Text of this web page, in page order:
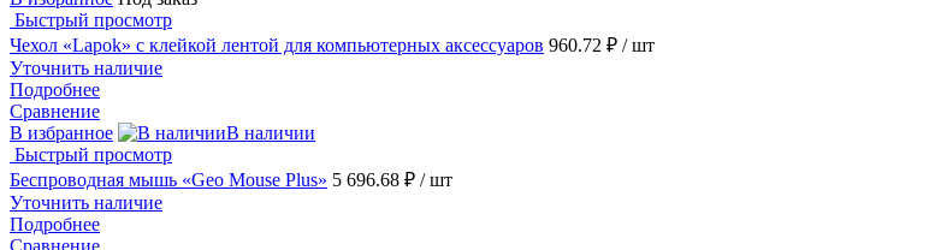
Быстрый просмотр
Чехол «Lapok» с клейкой лентой для компьютерных аксессуаров 960.72 ₽ / шт
Уточнить наличие
Подробнее
Сравнение
В избранное
В наличии
Быстрый просмотр
Беспроводная мышь «Geo Mouse Plus» 5 696.68 ₽ / шт
Уточнить наличие
Подробнее
Сравнение